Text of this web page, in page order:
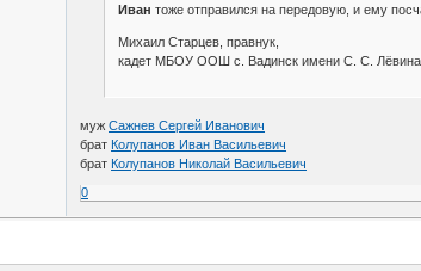
Иван тоже отправился на передовую, и ему
Михаил Старцев, правнук,
кадет МБОУ ООШ с. Вадинск имени С. С. Лёвина
мужСажнев Сергей Иванович
брат Колупанов Иван Васильевич
брат Колупанов Николай Васильевич
0